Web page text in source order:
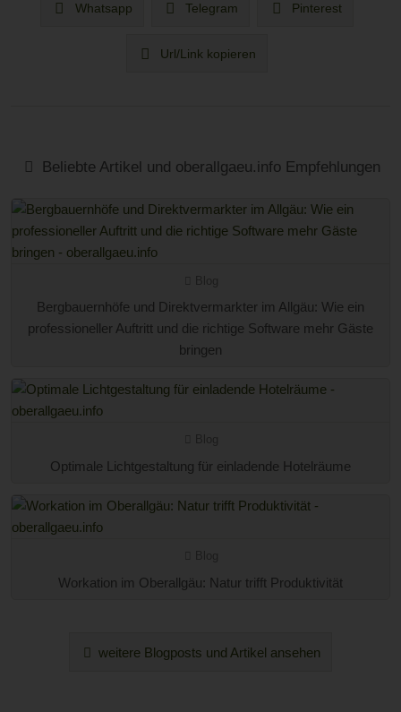
Whatsapp Telegram Pinterest
Url/Link kopieren
Beliebte Artikel und oberallgaeu.info Empfehlungen
Bergbauernhöfe und Direktvermarkter im Allgäu: Wie ein
professioneller Auftritt und die richtige Software mehr Gäste
bringen
Optimale Lichtgestaltung für einladende Hotelräume
Workation im Oberallgäu: Natur trifft Produktivität
weitere Blogposts und Artikel ansehen